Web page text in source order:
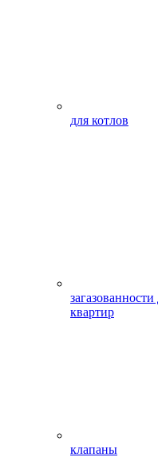
для котлов
квартир
клапаны